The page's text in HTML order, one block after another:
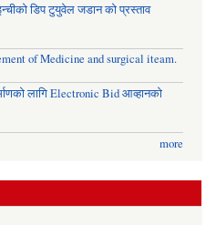
डिप टुयुवेल जडान को प्रस्ताव
of Medicine and surgical iteam.
लागि Electronic Bid आव्हानको
more